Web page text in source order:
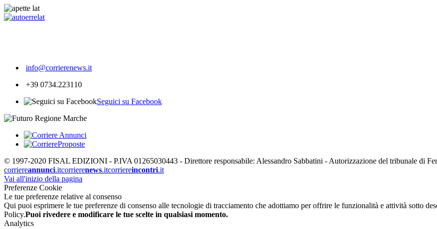
info@corrierenews.it
+39 0734.223110
Seguici su Facebook
© 1997-2020 FISAL EDIZIONI - P.IVA 01265030443 - Direttore responsabile: Alessandro Sabbatini - Autorizzazione del tribunale di
corriereannunci.itcorrierenews.itcorriereincontri.it
Vai all'inizio della pagina
Preferenze Cookie
Le tue preferenze relative al consenso
Qui puoi esprimere le tue preferenze di consenso alle tecnologie di tracciamento che adottiamo per offrire le funzionalità e attività sotto
Policy.Puoi rivedere e modificare le tue scelte in qualsiasi momento.
Analytics